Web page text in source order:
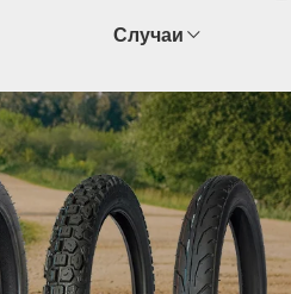
Случаи